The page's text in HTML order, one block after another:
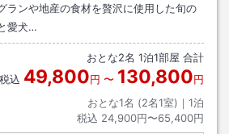
ランや地産の食材を贅沢に使用した旬の
愛犬…
おとな2名 1泊1部屋 合計
税込 49,800円 〜 130,800円
おとな1名 (2名1室)｜ 1泊
税込 24,900円〜65,400円